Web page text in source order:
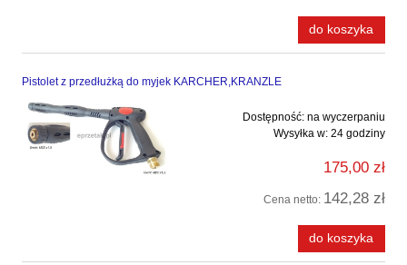
do koszyka
Pistolet z przedłużką do myjek KARCHER,KRANZLE
Dostępność: na wyczerpaniu
Wysyłka w: 24 godziny
175,00 zł
Cena netto: 142,28 zł
do koszyka